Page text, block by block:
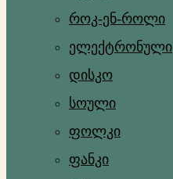
როკ-ენ-როლი
ელექტრონული
დისკო
სოული
ფოლკი
ფანკი